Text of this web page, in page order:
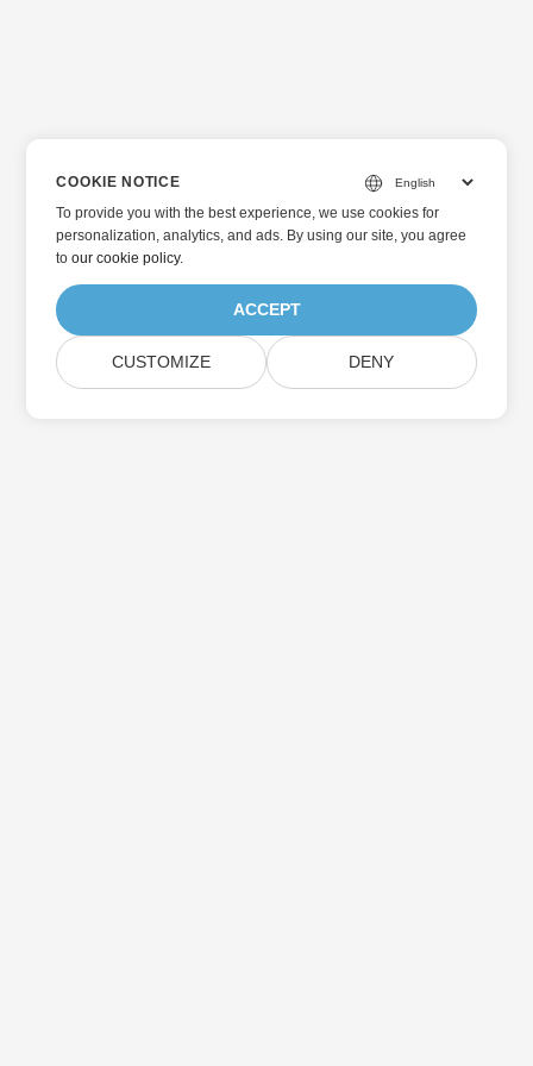
COOKIE NOTICE
To provide you with the best experience, we use cookies for
personalization, analytics, and ads. By using our site, you agree
toour cookie policy.
ACCEPT
CUSTOMIZE DENY